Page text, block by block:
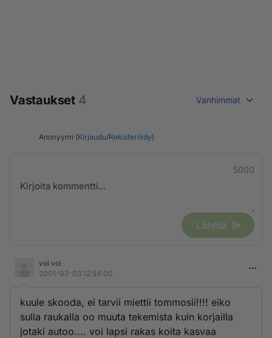
Vastaukset 4 Vanhimmat
Anonyymi (Kirjaudu/Rekisteröidy)
5000
Lähetä
voi voi
2001-02-03 12:54:00
kuule skooda, ei tarvii miettii tommosii!!!! eiko
sulla raukalla oo muuta tekemista kuin korjailla
jotaki autoo.... voi lapsi rakas koita kasvaa